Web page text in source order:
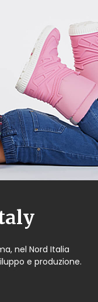
nel Nord Italia
e produzione.